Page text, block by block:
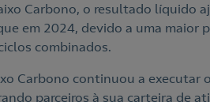
Carbono, o resultado líquido
em 2024, devido a uma maior
combinados.
Carbono continuou a executar
parceiros à sua carteira de